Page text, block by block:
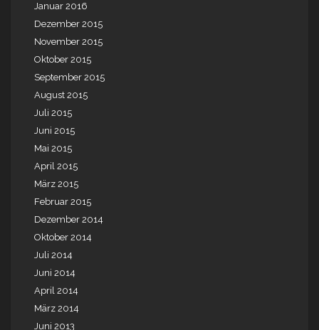
Januar 2016
Dezember 2015
November 2015
Oktober 2015
September 2015
August 2015
Juli 2015
Juni 2015
Mai 2015
April 2015
März 2015
Februar 2015
Dezember 2014
Oktober 2014
Juli 2014
Juni 2014
April 2014
März 2014
Juni 2013